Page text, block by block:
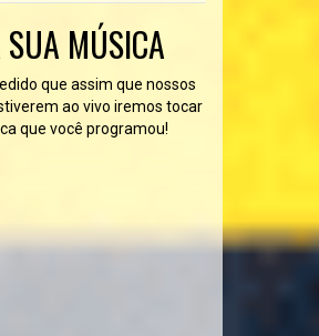
SUA MÚSICA
que assim que nossos
ao vivo iremos tocar
que você programou!